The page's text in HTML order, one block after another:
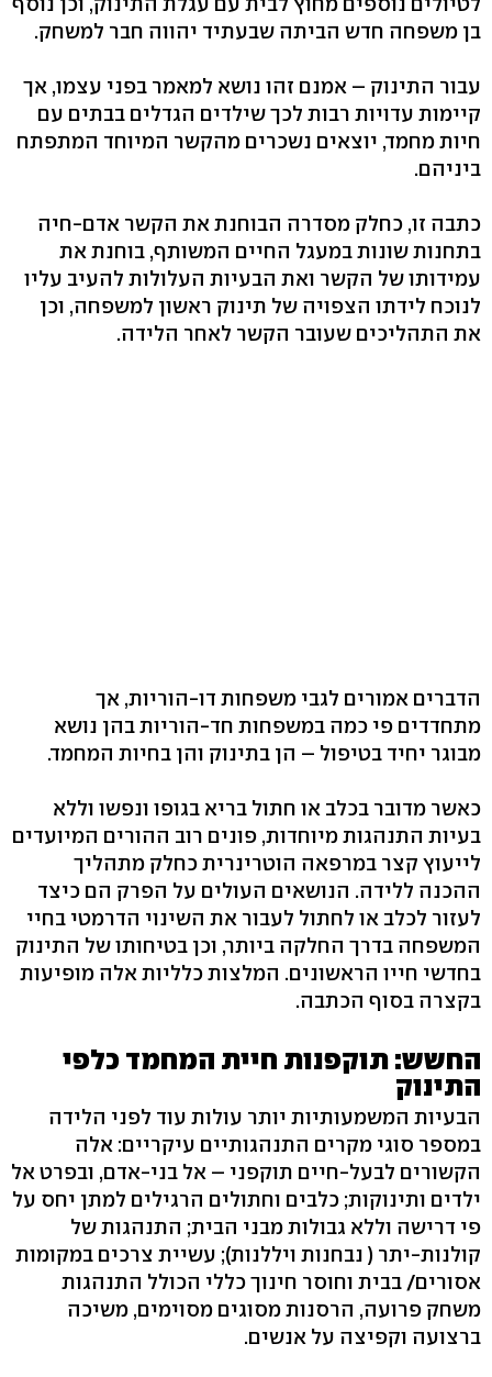
בן משפחה חדש הביתה שבעתיד יהווה חבר למשחק.
עבור התינוק – אמנם זהו נושא למאמר בפני עצמו, אך
קיימות עדויות רבות לכך שילדים הגדלים בבתים עם
חיות מחמד, יוצאים נשכרים מהקשר המיוחד המתפתח
ביניהם.
כתבה זו, כחלק מסדרה הבוחנת את הקשר אדם-חיה
בתחנות שונות במעגל החיים המשותף, בוחנת את
עמידותו של הקשר ואת הבעיות העלולות להעיב עליו
לנוכח לידתו הצפויה של תינוק ראשון למשפחה, וכן
את התהליכים שעובר הקשר לאחר הלידה.
הדברים אמורים לגבי משפחות דו-הוריות, אך
מתחדדים פי כמה במשפחות חד-הוריות בהן נושא
מבוגר יחיד בטיפול – הן בתינוק והן בחיות המחמד.
כאשר מדובר בכלב או חתול בריא בגופו ונפשו וללא
בעיות התנהגות מיוחדות, פונים רוב ההורים המיועדים
לייעוץ קצר במרפאה הוטרינרית כחלק מתהליך
ההכנה ללידה. הנושאים העולים על הפרק הם כיצד
לעזור לכלב או לחתול לעבור את השינוי הדרמטי בחיי
המשפחה בדרך החלקה ביותר, וכן בטיחותו של התינוק
בחדשי חייו הראשונים. המלצות כלליות אלה מופיעות
בקצרה בסוף הכתבה.
החשש: תוקפנות חיית המחמד כלפי
התינוק
הבעיות המשמעותיות יותר עולות עוד לפני הלידה
במספר סוגי מקרים התנהגותיים עיקריים: אלה
הקשורים לבעל-חיים תוקפני – אל בני-אדם, ובפרט אל
ילדים ותינוקות; כלבים וחתולים הרגילים למתן יחס על
פי דרישה וללא גבולות מבני הבית; התנהגות של
קולנות-יתר ( נבחנות ויללנות); עשיית צרכים במקומות
אסורים/ בבית וחוסר חינוך כללי הכולל התנהגות
משחק פרועה, הרסנות מסוגים מסוימים, משיכה
ברצועה וקפיצה על אנשים.